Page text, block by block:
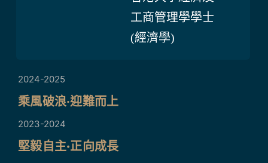
工商管理學學士
(經濟學)
2024-2025
乘風破浪·迎難而上
2023-2024
堅毅自主·正向成長